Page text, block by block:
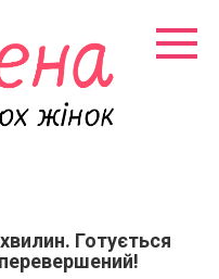
Готується